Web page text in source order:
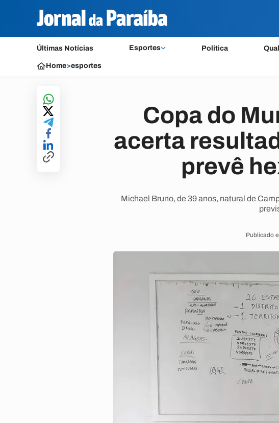
Últimas Notícias Esportes Política
Home>esportes
Copa do
acerta
prevê
Michael Bruno, de 39 anos, natural de
Publicado